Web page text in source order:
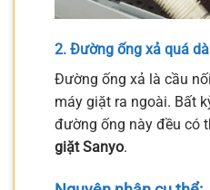
2. Đường ống xả quá
Đường ống xả là cầu
máy giặt ra ngoài. Bất
đường ống này đều có
giặt Sanyo.